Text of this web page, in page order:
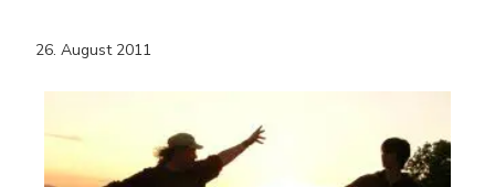
26. August 2011